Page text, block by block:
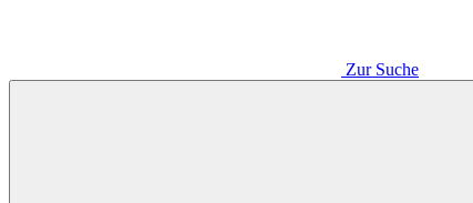
Zur Suche